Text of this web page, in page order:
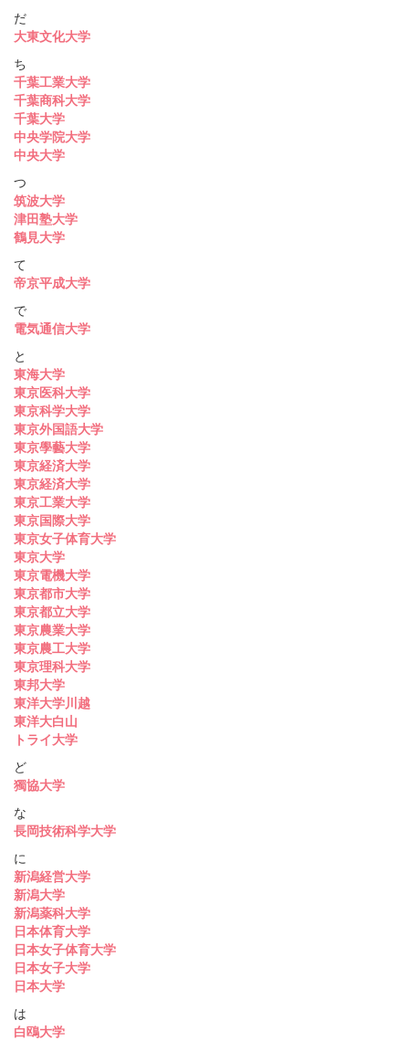
だ
大東文化大学
ち
千葉工業大学
千葉商科大学
千葉大学
中央学院大学
中央大学
つ
筑波大学
津田塾大学
鶴見大学
て
帝京平成大学
で
電気通信大学
と
東海大学
東京医科大学
東京科学大学
東京外国語大学
東京學藝大学
東京経済大学
東京経済大学
東京工業大学
東京国際大学
東京女子体育大学
東京大学
東京電機大学
東京都市大学
東京都立大学
東京農業大学
東京農工大学
東京理科大学
東邦大学
東洋大学川越
東洋大白山
トライ大学
ど
獨協大学
な
長岡技術科学大学
に
新潟経営大学
新潟大学
新潟薬科大学
日本体育大学
日本女子体育大学
日本女子大学
日本大学
は
白鴎大学